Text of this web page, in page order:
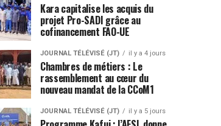
Kara capitalise les acquis du
projet Pro-SADI grâce au
cofinancement FAO-UE
JOURNAL TÉLÉVISÉ (JT) il y a 4 jours
Chambres de métiers : Le
rassemblement au cœur du
nouveau mandat de la CCoM1
JOURNAL TÉLÉVISÉ (JT) il y a 5 jours